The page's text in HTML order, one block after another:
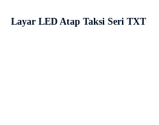
Layar LED Atap Taksi Seri TXT